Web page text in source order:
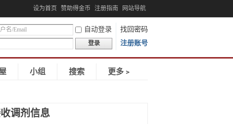
设为首页 赞助得金币 注册指南 网站导航
自动登录
找回密码
登录 注册账号
小组 搜索 更多﹥
调剂信息